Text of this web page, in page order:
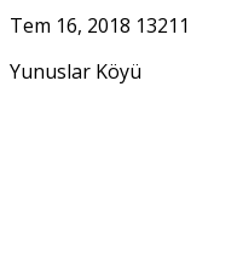
Tem 16, 2018 13211
Yunuslar Köyü